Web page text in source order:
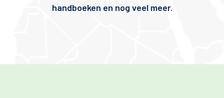
handboeken en nog veel meer.